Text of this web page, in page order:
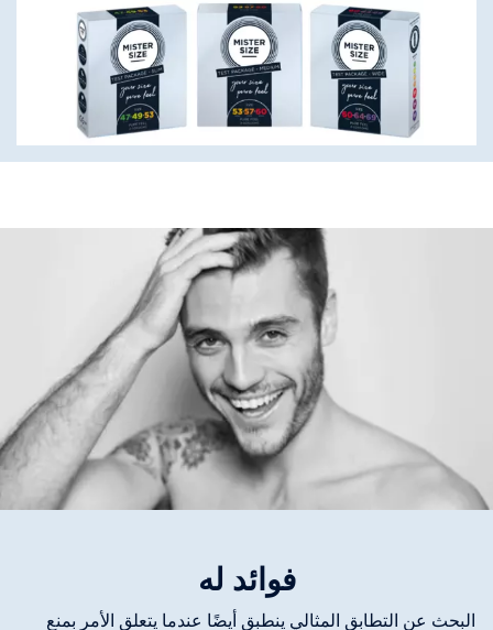
فوائد له
البحث عن التطابق المثالي ينطبق أيضًا عندما يتعلق الأمر بمنع